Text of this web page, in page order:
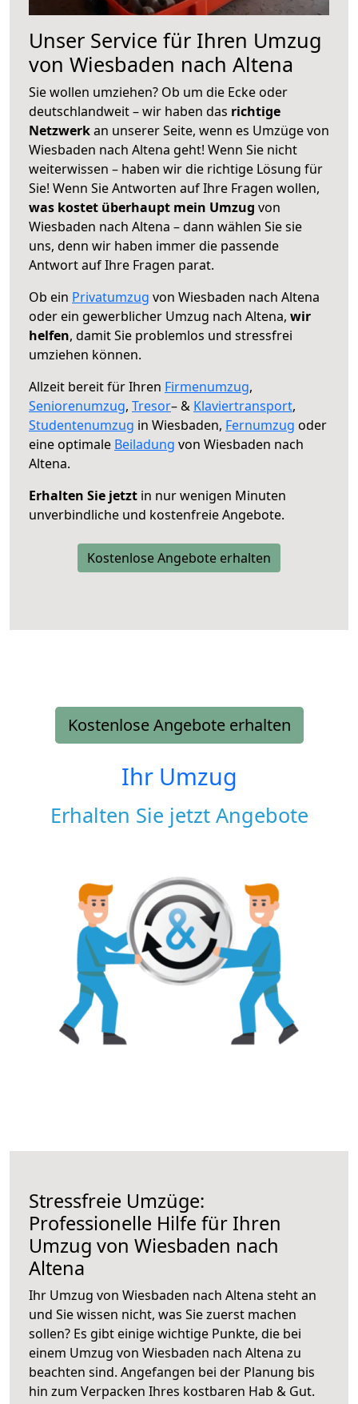
Unser Service für Ihren Umzug
von Wiesbaden nach Altena
Sie wollen umziehen? Ob um die Ecke oder
deutschlandweit – wir haben das richtige
Netzwerkan unserer Seite, wenn es Umzüge von
Wiesbaden nach Altena geht! Wenn Sie nicht
weiterwissen – haben wir die richtige Lösung für
Sie! Wenn Sie Antworten auf Ihre Fragen wollen,
was kostet überhaupt mein Umzug von
Wiesbaden nach Altena – dann wählen Sie sie
uns, denn wir haben immer die passende
Antwort auf Ihre Fragen parat.
Ob ein Privatumzug von Wiesbaden nach Altena
oder ein gewerblicher Umzug nach Altena, wir
helfen, damit Sie problemlos und stressfrei
umziehen können.
Allzeit bereit für Ihren Firmenumzug,
Seniorenumzug, Tresor– & Klaviertransport,
Studentenumzug in Wiesbaden, Fernumzug oder
eine optimale Beiladung von Wiesbaden nach
Altena.
Erhalten Sie jetzt in nur wenigen Minuten
unverbindliche und kostenfreie Angebote.
Kostenlose Angebote erhalten
Kostenlose Angebote erhalten
Ihr Umzug
Erhalten Sie jetzt Angebote
Stressfreie Umzüge:
Professionelle Hilfe für Ihren
Umzug von Wiesbaden nach
Altena
Ihr Umzug von Wiesbaden nach Altena steht an
und Sie wissen nicht, was Sie zuerst machen
sollen? Es gibt einige wichtige Punkte, die bei
einem Umzug von Wiesbaden nach Altena zu
beachten sind. Angefangen bei der Planung bis
hin zum Verpacken Ihres kostbaren Hab & Gut.